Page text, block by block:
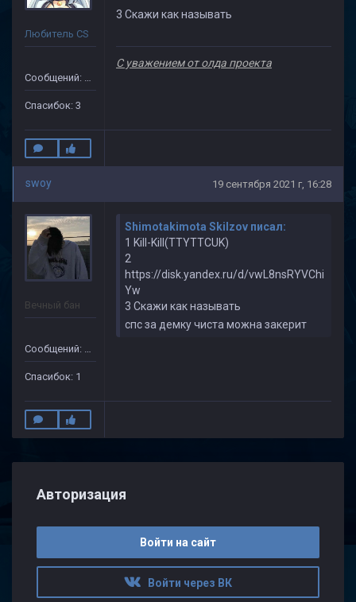
Любитель CS
Сообщений: 38
Спасибок: 3
3 Скажи как называть
С уважением от олда проекта
swoy 19 сентября 2021 г, 16:28
Вечный бан
Сообщений: 69
Спасибок: 1
Shimotakimota Skilzov писал:
1 Kill-Kill(TTYTTCUK)
2
https://disk.yandex.ru/d/vwL8nsRYVChi
Yw
3 Скажи как называть
спс за демку чиста можна закерит
Авторизация
Войти на сайт
Войти через ВК